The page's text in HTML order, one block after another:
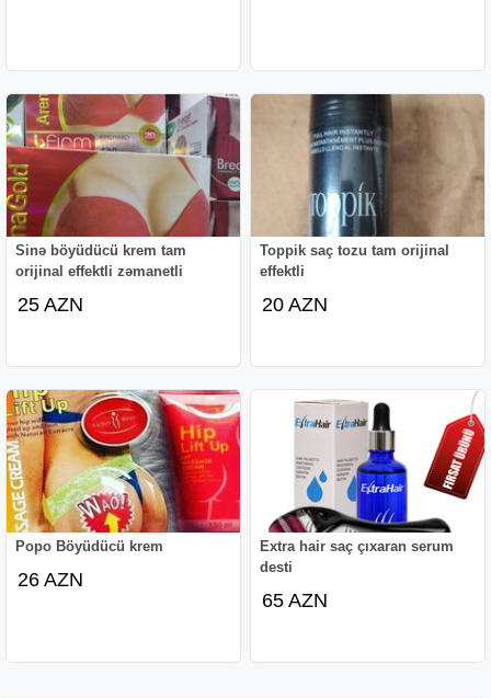
Sinə böyüdücü krem tam
orijinal effektli zəmanetli
25 AZN
Toppik saç tozu tam orijinal
effektli
20 AZN
Popo Böyüdücü krem
26 AZN
Extra hair saç çıxaran serum
desti
65 AZN